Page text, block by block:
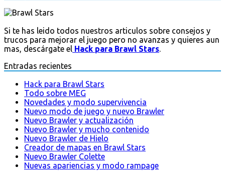
Si te has leido todos nuestros articulos sobre consejos y
trucos para mejorar el juego pero no avanzas y quieres aun
mas, descárgate el Hack para Brawl Stars.
Entradas recientes
Hack para Brawl Stars
Todo sobre MEG
Novedades y modo supervivencia
Nuevo modo de juego y nuevo Brawler
Nuevo Brawler y actualización
Nuevo Brawler y mucho contenido
Nuevo Brawler de Hielo
Creador de mapas en Brawl Stars
Nuevo Brawler Colette
Nuevas apariencias y modo rampage